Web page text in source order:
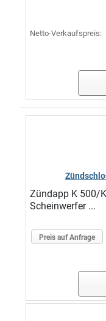
Netto-Verkaufspreis:
Zündapp K 500/
Scheinwerfer ...
Preis auf Anfrage